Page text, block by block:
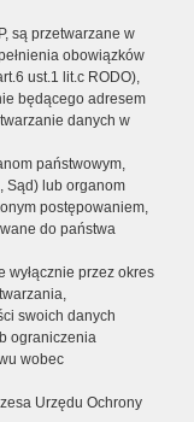
są przetwarzane w
obowiązków
ust.1 lit.c RODO),
będącego adresem
danych w
państwowym,
Sąd) lub organom
postępowaniem,
do państwa
wyłącznie przez okres
swoich danych
ograniczenia
wobec
Urzędu Ochrony